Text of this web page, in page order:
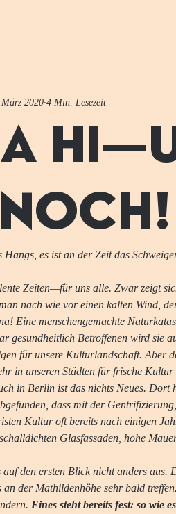
2020 4 Min. Lesezeit
Hangs, es ist an der Zeit das
Zeiten—für uns alle. Zwar zeigt
nach wie vor einen kalten Wind,
Eine menschengemachte
gesundheitlich Betroffenen wird sie
für unsere Kulturlandschaft. Aber
in unseren Städten für frische
in Berlin ist das nichts Neues.
dass mit der
Kultur oft bereits nach einigen
Glasfassaden, hohe
auf den ersten Blick nicht anders
an der Mathildenhöhe sehr bald
Eines steht bereits fest: so wie